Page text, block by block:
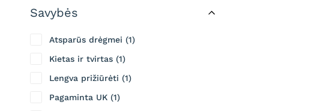
Savybės
Atsparūs drėgmei
1
Kietas ir tvirtas
1
Lengva prižiūrėti
1
Pagaminta UK
1